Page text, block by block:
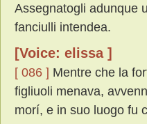
Assegnatogli adunque
fanciulli intendea.
[Voice: elissa ]
[ 086 ] Mentre che la
figliuoli menava,
morí, e in suo luogo fu